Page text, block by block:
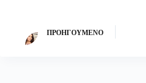
ΠΡΟΗΓΟΎΜΕΝΟ